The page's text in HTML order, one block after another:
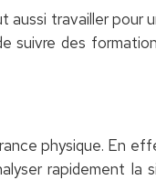
travailler pour
suivre des
physique. En
rapidement la